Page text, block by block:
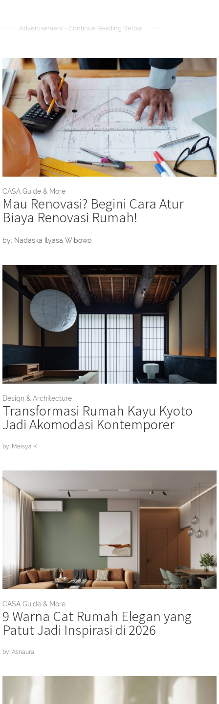
Advertisement - Continue Reading Below
CASA Guide & More
Mau Renovasi? Begini Cara Atur
Biaya Renovasi Rumah!
by: Nadaska Ilyasa Wibowo
Design & Architecture
Transformasi Rumah Kayu Kyoto
Jadi Akomodasi Kontemporer
by: Meisya K
CASA Guide & More
9 Warna Cat Rumah Elegan yang
Patut Jadi Inspirasi di 2026
by: Asnaura